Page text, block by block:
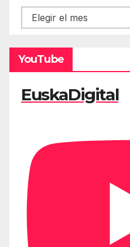
Hemeroteca
YouTube
EuskaDigital